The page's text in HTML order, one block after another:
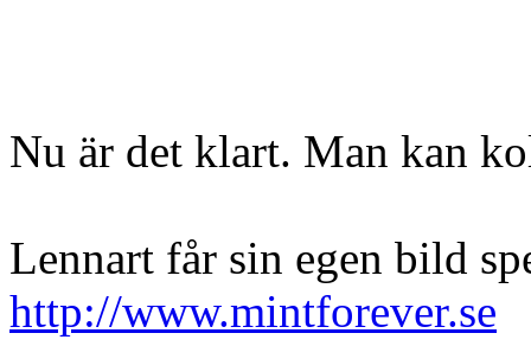
Nu är det klart. Man kan
Lennart får sin egen bild
http://www.mintforever.se